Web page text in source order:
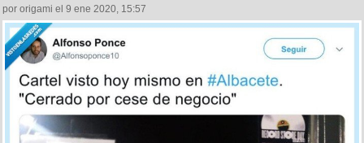
por origami el 9 ene 2020, 15:57